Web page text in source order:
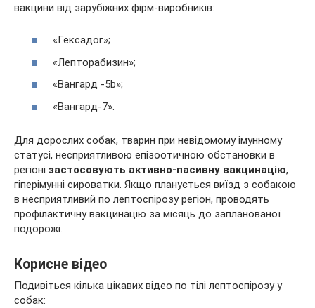
вакцини від зарубіжних фірм-виробників:
«Гексадог»;
«Лепторабизин»;
«Вангард -5b»;
«Вангард-7».
Для дорослих собак, тварин при невідомому імунному
статусі, несприятливою епізоотичною обстановки в
регіоні застосовують активно-пасивну вакцинацію,
гіперімунні сироватки. Якщо планується виїзд з собакою
в несприятливий по лептоспірозу регіон, проводять
профілактичну вакцинацію за місяць до запланованої
подорожі.
Корисне відео
Подивіться кілька цікавих відео по тілі лептоспірозу у
собак: